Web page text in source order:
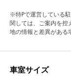
※特Pで運営している
関しては、ご案内を控
地の情報と差異がある
車室サイズ